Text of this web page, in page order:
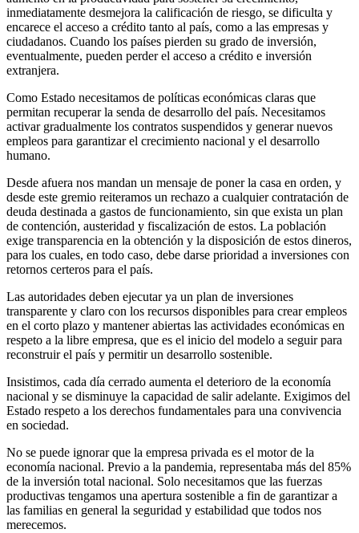
inmediatamente desmejora la calificación de riesgo, se dificulta y
encarece el acceso a crédito tanto al país, como a las empresas y
ciudadanos. Cuando los países pierden su grado de inversión,
eventualmente, pueden perder el acceso a crédito e inversión
extranjera.
Como Estado necesitamos de políticas económicas claras que
permitan recuperar la senda de desarrollo del país. Necesitamos
activar gradualmente los contratos suspendidos y generar nuevos
empleos para garantizar el crecimiento nacional y el desarrollo
humano.
Desde afuera nos mandan un mensaje de poner la casa en orden, y
desde este gremio reiteramos un rechazo a cualquier contratación de
deuda destinada a gastos de funcionamiento, sin que exista un plan
de contención, austeridad y fiscalización de estos. La población
exige transparencia en la obtención y la disposición de estos dineros,
para los cuales, en todo caso, debe darse prioridad a inversiones con
retornos certeros para el país.
Las autoridades deben ejecutar ya un plan de inversiones
transparente y claro con los recursos disponibles para crear empleos
en el corto plazo y mantener abiertas las actividades económicas en
respeto a la libre empresa, que es el inicio del modelo a seguir para
reconstruir el país y permitir un desarrollo sostenible.
Insistimos, cada día cerrado aumenta el deterioro de la economía
nacional y se disminuye la capacidad de salir adelante. Exigimos del
Estado respeto a los derechos fundamentales para una convivencia
en sociedad.
No se puede ignorar que la empresa privada es el motor de la
economía nacional. Previo a la pandemia, representaba más del 85%
de la inversión total nacional. Solo necesitamos que las fuerzas
productivas tengamos una apertura sostenible a fin de garantizar a
las familias en general la seguridad y estabilidad que todos nos
merecemos.